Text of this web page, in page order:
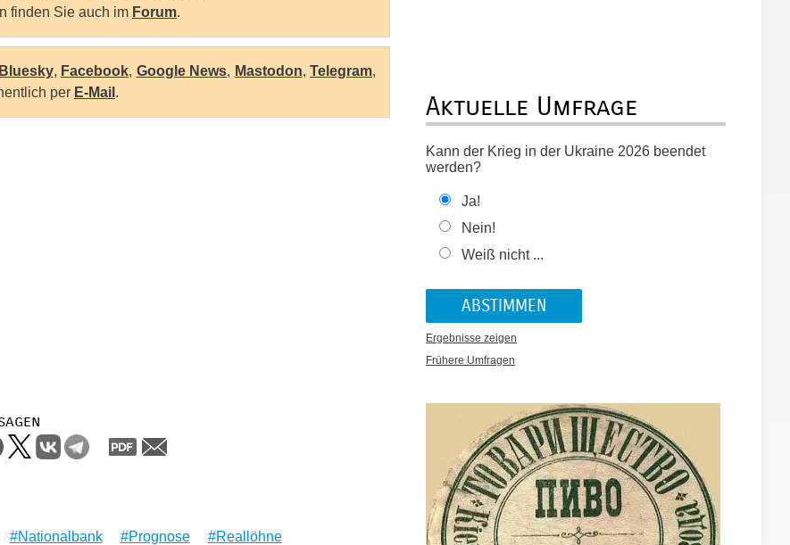
finden Sie auch im Forum.
Bluesky, Facebook, Google News, Mastodon, Telegram,
per E-Mail .
Nationalbank Prognose Reallöhne
Aktuelle Umfrage
Kann der Krieg in der Ukraine 2026 beendet
werden?
Ja!
Nein!
Weiß nicht ...
Ergebnisse zeigen
Frühere Umfragen